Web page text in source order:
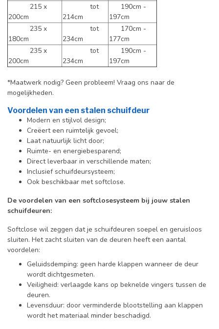
215 x
200cm
tot
214cm
190cm -
197cm
235 x
180cm
tot
234cm
170cm -
177cm
235 x
200cm
tot
234cm
190cm -
197cm
*Maatwerk nodig? Geen probleem! Vraag ons naar de
mogelijkheden.
Voordelen van een stalen schuifdeur
Modern en stijlvol design;
Creëert een ruimtelijk gevoel;
Laat natuurlijk licht door;
Ruimte- en energiebesparend;
Direct leverbaar in verschillende maten;
Inclusief schuifdeursysteem;
Ook beschikbaar met softclose.
De voordelen van een softclosesysteem bij jouw stalen
schuifdeuren:
Softclose wil zeggen dat je schuifdeuren soepel en geruisloos
sluiten. Het zacht sluiten van de deuren heeft een aantal
voordelen:
Geluidsdemping: geen harde klappen wanneer de deur
wordt dichtgesmeten.
Veiligheid: verlaagde kans op beknelde vingers tussen de
deuren.
Levensduur: door verminderde blootstelling aan klappen
wordt het materiaal minder beschadigd.